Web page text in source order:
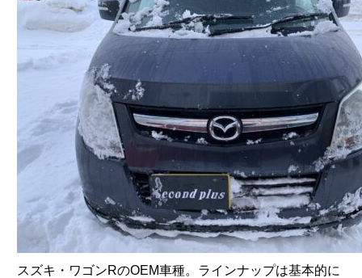
スズキ・ワゴンRのOEM車種。ラインナップは基本的に